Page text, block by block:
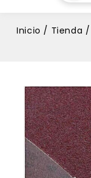
Inicio / Tienda /